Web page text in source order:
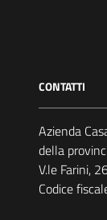
CONTATTI
Azienda
della
V.le Farini,
Codice